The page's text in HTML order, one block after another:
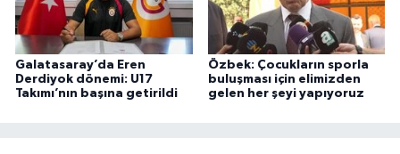
Galatasaray’da Eren
Derdiyok dönemi: U17
Takımı’nın başına getirildi
Özbek: Çocukların sporla
buluşması için elimizden
gelen her şeyi yapıyoruz